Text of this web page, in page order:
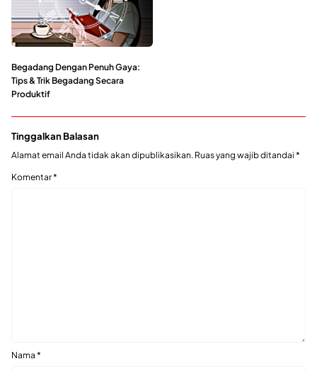
Begadang Dengan Penuh Gaya:
Tips & Trik Begadang Secara
Produktif
Tinggalkan Balasan
Alamat email Anda tidak akan dipublikasikan. Ruas yang wajib ditandai *
Komentar*
Nama *